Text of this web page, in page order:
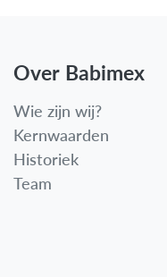
Over Babimex
Wie zijn wij?
Kernwaarden
Historiek
Team